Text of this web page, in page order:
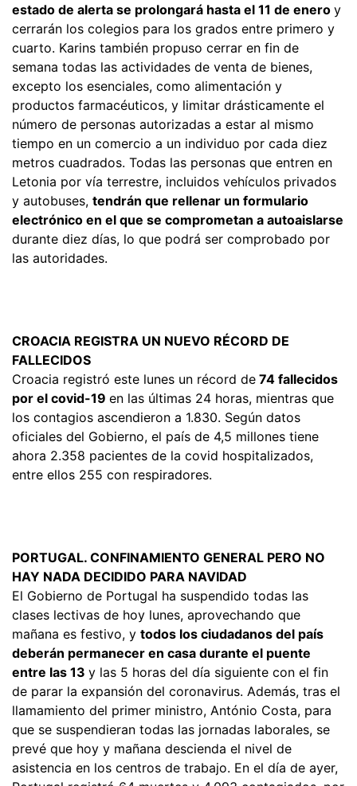
estado de alerta se prolongará hasta el 11 de enero y
cerrarán los colegios para los grados entre primero y
cuarto. Karins también propuso cerrar en fin de
semana todas las actividades de venta de bienes,
excepto los esenciales, como alimentación y
productos farmacéuticos, y limitar drásticamente el
número de personas autorizadas a estar al mismo
tiempo en un comercio a un individuo por cada diez
metros cuadrados. Todas las personas que entren en
Letonia por vía terrestre, incluidos vehículos privados
y autobuses, tendrán que rellenar un formulario
electrónico en el que se comprometan a autoaislarse
durante diez días, lo que podrá ser comprobado por
las autoridades.
CROACIA REGISTRA UN NUEVO RÉCORD DE
FALLECIDOS
Croacia registró este lunes un récord de 74 fallecidos
por el covid-19 en las últimas 24 horas, mientras que
los contagios ascendieron a 1.830. Según datos
oficiales del Gobierno, el país de 4,5 millones tiene
ahora 2.358 pacientes de la covid hospitalizados,
entre ellos 255 con respiradores.
PORTUGAL. CONFINAMIENTO GENERAL PERO NO
HAY NADA DECIDIDO PARA NAVIDAD
El Gobierno de Portugal ha suspendido todas las
clases lectivas de hoy lunes, aprovechando que
mañana es festivo, y todos los ciudadanos del país
deberán permanecer en casa durante el puente
entre las 13 y las 5 horas del día siguiente con el fin
de parar la expansión del coronavirus. Además, tras el
llamamiento del primer ministro, António Costa, para
que se suspendieran todas las jornadas laborales, se
prevé que hoy y mañana descienda el nivel de
asistencia en los centros de trabajo. En el día de ayer,